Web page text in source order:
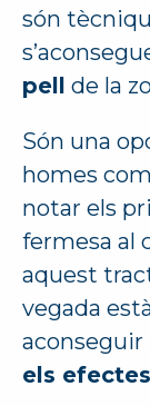
són
pell de la
Són una
homes
notar els
fermesa al
aquest
vegada
aconseguir
els